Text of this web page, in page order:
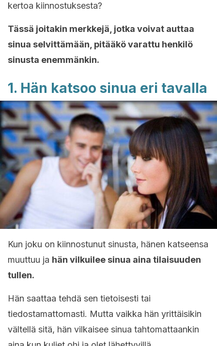
kertoa kiinnostuksesta?
Tässä joitakin merkkejä, jotka voivat auttaa
sinua selvittämään, pitääkö varattu henkilö
sinusta enemmänkin.
1. Hän katsoo sinua eri tavalla
Kun joku on kiinnostunut sinusta, hänen katseensa
muuttuu ja hän vilkuilee sinua aina tilaisuuden
tullen.
Hän saattaa tehdä sen tietoisesti tai
tiedostamattomasti. Mutta vaikka hän yrittäisikin
vältellä sitä, hän vilkaisee sinua tahtomattaankin